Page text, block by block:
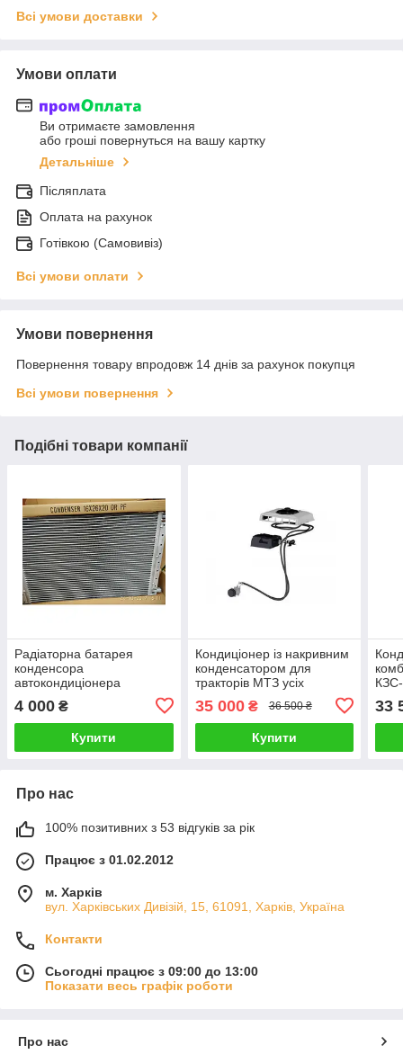
Всі умови доставки
Умови оплати
Ви отримаєте замовлення
або гроші повернуться на вашу картку
Детальніше
Післяплата
Оплата на рахунок
Готівкою (Самовивіз)
Всі умови оплати
Умови повернення
Повернення товару впродовж 14 днів за рахунок покупця
Всі умови повернення
Подібні товари компанії
Радіаторна батарея
конденсора
автокондиціонера
16*26*20 універсальна
для автотехнки
4 000 ₴
Купити
Кондиціонер із накривним
конденсатором для
тракторів МТЗ усіх
кондиціонера
35 000₴ 36 500 ₴
Купити
33
Про нас
100% позитивних з 53 відгуків за рік
Працює з 01.02.2012
м. Харків
вул. Харківських Дивізій, 15, 61091, Харків, Україна
Контакти
Сьогодні працює з 09:00 до 13:00
Показати весь графік роботи
Про нас